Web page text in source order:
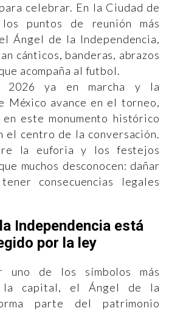
celebrar. En la Ciudad de
puntos de reunión más
Ángel de la Independencia,
cánticos, banderas, abrazos
acompaña al futbol.
2026 ya en marcha y la
México avance en el torneo,
este monumento histórico
el centro de la conversación.
la euforia y los festejos
muchos desconocen: dañar
consecuencias legales
Independencia está
por la ley
uno de los símbolos más
la capital, el Ángel de la
parte del patrimonio